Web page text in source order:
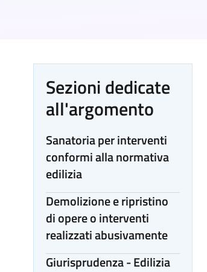
Sezioni dedicate
all'argomento
Sanatoria per interventi
conformi alla normativa
edilizia
Demolizione e ripristino
di opere o interventi
realizzati abusivamente
Giurisprudenza - Edilizia